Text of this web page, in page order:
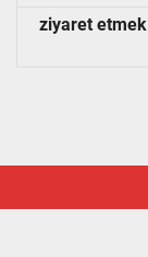
ziyaret etmek